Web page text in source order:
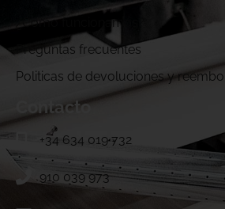
¿Cómo funcionamos?
Preguntas frecuentes
Politicas de devoluciones y
Contacto
+34 634 019 732
910 039 973